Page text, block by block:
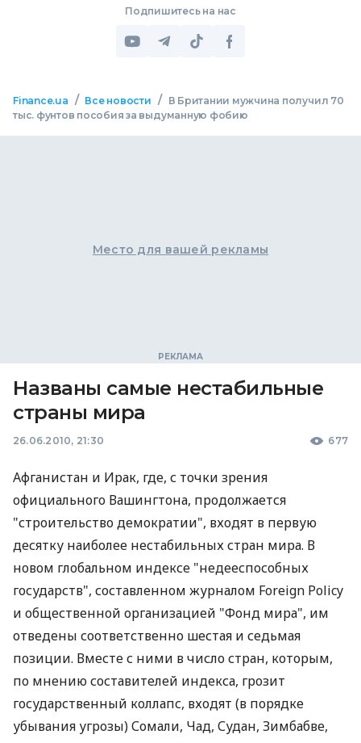
Подпишитесь на нас
Finance.ua / Все новости /
В Британии мужчина получил 70
тыс. фунтов пособия за выдуманную фобию
Место для вашей рекламы
Названы самые нестабильные
страны мира
26.06.2010, 21:30 677
Афганистан и Ирак, где, с точки зрения
официального Вашингтона, продолжается
"строительство демократии", входят в первую
десятку наиболее нестабильных стран мира. В
новом глобальном индексе "недееспособных
государств", составленном журналом Foreign Policy
и общественной организацией "Фонд мира", им
отведены соответственно шестая и седьмая
позиции. Вместе с ними в число стран, которым,
по мнению составителей индекса, грозит
государственный коллапс, входят (в порядке
убывания угрозы) Сомали, Чад, Судан, Зимбабве,